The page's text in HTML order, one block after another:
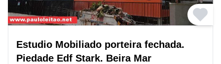
Estudio Mobiliado porteira fechada.
Piedade Edf Stark. Beira Mar